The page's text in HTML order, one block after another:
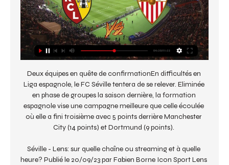
Deux équipes en quête de confirmationEn difficultés en
Liga espagnole, le FC Séville tentera de se relever. Eliminée
en phase de groupes la saison dernière, la formation
espagnole vise une campagne meilleure que celle écoulée
où elle a fini troisième avec 5 points derrière Manchester
City (14 points) et Dortmund (9 points).
Séville - Lens: sur quelle chaîne ou streaming et à quelle
heure? Publié le 20/09/23 par Fabien Borne Icon Sport Lens